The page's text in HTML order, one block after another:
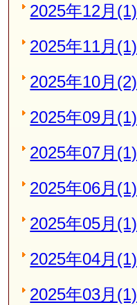
2025年12月(1)
2025年11月(1)
2025年10月(2)
2025年09月(1)
2025年07月(1)
2025年06月(1)
2025年05月(1)
2025年04月(1)
2025年03月(1)